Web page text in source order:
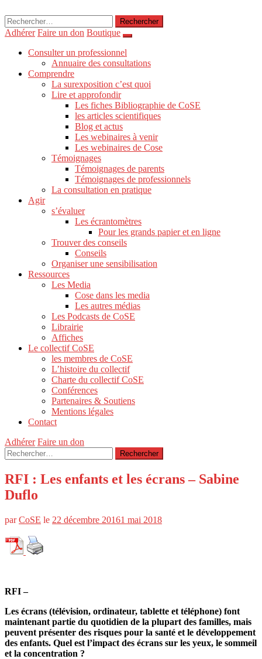
Rechercher :
Adhérer Faire un don Boutique
Consulter un professionnel
Annuaire des consultations
Comprendre
La surexposition c’est quoi
Lire et approfondir
Les fiches Bibliographie de CoSE
les articles scientifiques
Blog et actus
Les webinaires à venir
Les webinaires de Cose
Témoignages
Témoignages de parents
Témoignages de professionnels
La consultation en pratique
Agir
s’évaluer
Les écrantomètres
Pour les grands papier et en ligne
Trouver des conseils
Conseils
Organiser une sensibilisation
Ressources
Les Media
Cose dans les media
Les autres médias
Les Podcasts de CoSE
Librairie
Affiches
Le collectif CoSE
les membres de CoSE
L’histoire du collectif
Charte du collectif CoSE
Conférences
Partenaires & Soutiens
Mentions légales
Contact
Adhérer Faire un don
Rechercher :
RFI : Les enfants et les écrans – Sabine
Duflo
parCoSE le 22 décembre 20161 mai 2018
RFI –
Les écrans (télévision, ordinateur, tablette et téléphone) font
maintenant partie du quotidien de la plupart des familles, mais
peuvent présenter des risques pour la santé et le développement
des enfants. Quel est l’impact des écrans sur les yeux, le sommeil
et la concentration ?